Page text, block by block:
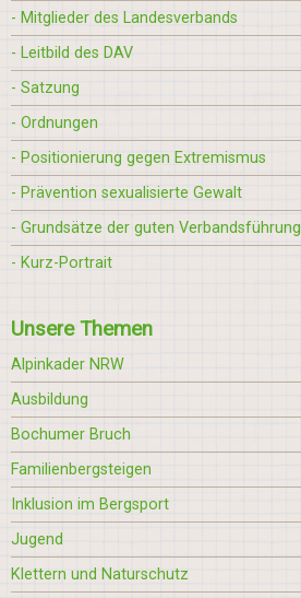
- Mitglieder des Landesverbands
- Leitbild des DAV
- Satzung
- Ordnungen
- Positionierung gegen Extremismus
- Prävention sexualisierte Gewalt
- Grundsätze der guten Verbandsführung
- Kurz-Portrait
Unsere Themen
Alpinkader NRW
Ausbildung
Bochumer Bruch
Familienbergsteigen
Inklusion im Bergsport
Jugend
Klettern und Naturschutz